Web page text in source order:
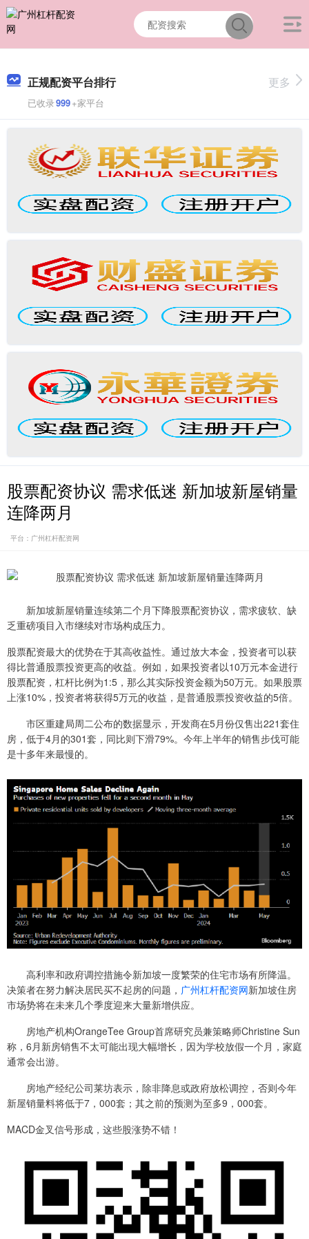
正规配资平台排行
已收录999+家平台
更多
股票配资协议 需求低迷 新加坡新屋销量
连降两月
平台：广州杠杆配资网
新加坡新屋销量连续第二个月下降股票配资协议，需求疲软、缺
乏重磅项目入市继续对市场构成压力。
股票配资最大的优势在于其高收益性。通过放大本金，投资者可以获
得比普通股票投资更高的收益。例如，如果投资者以10万元本金进行
股票配资，杠杆比例为1:5，那么其实际投资金额为50万元。如果股票
上涨10%，投资者将获得5万元的收益，是普通股票投资收益的5倍。
市区重建局周二公布的数据显示，开发商在5月份仅售出221套住
房，低于4月的301套，同比则下滑79%。今年上半年的销售步伐可能
是十多年来最慢的。
高利率和政府调控措施令新加坡一度繁荣的住宅市场有所降温。
决策者在努力解决居民买不起房的问题， 广州杠杆配资网新加坡住房
市场势将在未来几个季度迎来大量新增供应。
房地产机构OrangeTee Group首席研究员兼策略师Christine Sun
称，6月新房销售不太可能出现大幅增长，因为学校放假一个月，家庭
通常会出游。
房地产经纪公司莱坊表示，除非降息或政府放松调控，否则今年
新屋销量料将低于7，000套；其之前的预测为至多9，000套。
MACD金叉信号形成，这些股涨势不错！